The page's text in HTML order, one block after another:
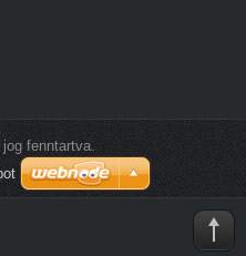
fenntartva.